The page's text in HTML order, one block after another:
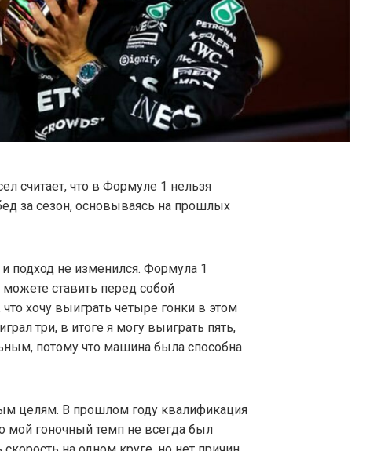
считает, что в Формуле 1 нельзя
за сезон, основываясь на прошлых
подход не изменился. Формула 1
ставить перед собой
хочу выиграть четыре гонки в этом
три, в итоге я могу выиграть пять,
потому что машина была способна
целям. В прошлом году квалификация
мой гоночный темп не всегда был